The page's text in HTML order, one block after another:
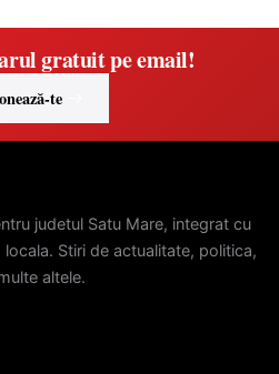
gratuit pe email!
te
judetul Satu Mare, integrat cu
Stiri de actualitate, politica,
altele.